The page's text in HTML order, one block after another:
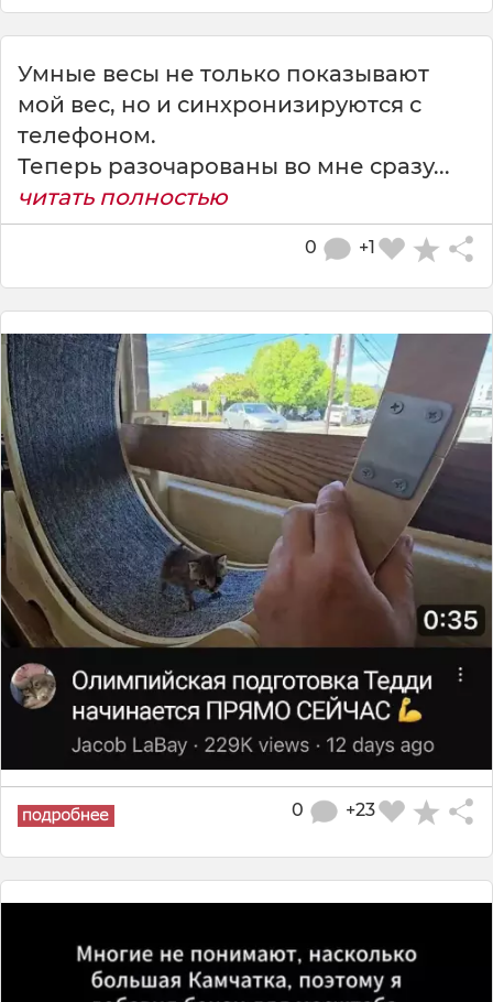
Умные весы не только показывают
мой вес, но и синхронизируются с
телефоном.
Теперь разочарованы во мне сразу...
читать полностью
+1
0
+23
0